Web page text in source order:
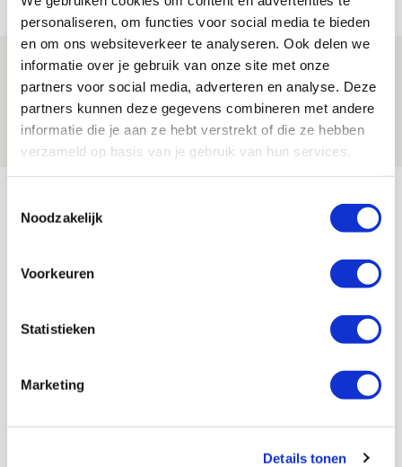
personaliseren, om functies voor social media te bieden
en om ons websiteverkeer te analyseren. Ook delen we
informatie over je gebruik van onze site met onze
partners voor social media, adverteren en analyse. Deze
partners kunnen deze gegevens combineren met andere
informatie die je aan ze hebt verstrekt of die ze hebben
verzameld op basis van je gebruik van hun services.
Noodzakelijk
Voorkeuren
Statistieken
Marketing
Details tonen
NIEUWS
Spelen bij Jong Ajax of Ajax 1? Dat
maakt Abdalla ‘geen reet’ uit
08 AUGUSTUS 2026 - 10:04
AGENDA
23
Selectiedag ballenjongens/-meiden